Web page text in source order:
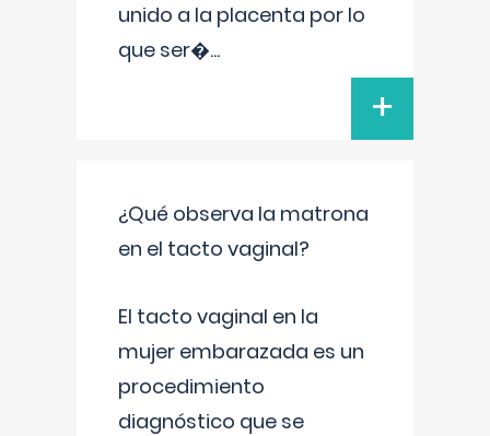
unido a la placenta por lo
que ser�...
+
¿Qué observa la matrona
en el tacto vaginal?
El tacto vaginal en la
mujer embarazada es un
procedimiento
diagnóstico que se